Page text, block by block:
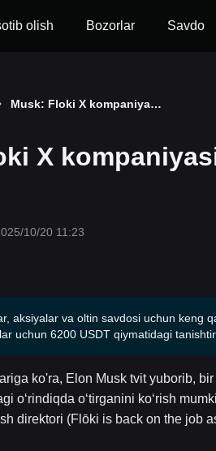
olish Bozorlar Savdo
Musk: Floki X kompaniyasiga bosh direktor sifatida qaytdi
X
10/20 11:23
aksiyalar va oltin savdosi uchun keng
uchun 6200 USDT qiymatidagi
ko'ra, Elon Musk tvit yuborib,
o‘rindiqda o‘tirganini ko‘rish
direktori (Flōki is back on the job